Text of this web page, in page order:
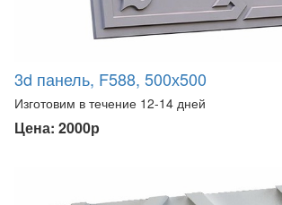
3d панель, F588, 500х500
Изготовим в течение 12-14 дней
Цена: 2000р